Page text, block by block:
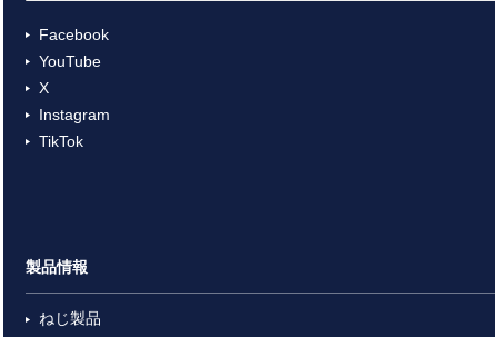
Facebook
YouTube
X
Instagram
TikTok
製品情報
ねじ製品